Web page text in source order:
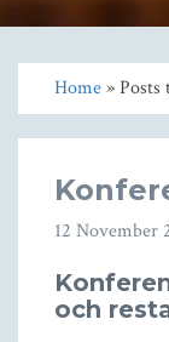
Home» Posts
12 November
och